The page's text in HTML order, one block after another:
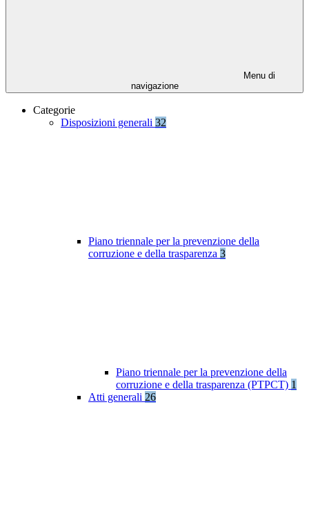
Menu di
navigazione
Categorie
Disposizioni generali 32
Piano triennale per la prevenzione della
corruzione e della trasparenza 3
Piano triennale per la prevenzione della
corruzione e della trasparenza (PTPCT) 1
Atti generali 26